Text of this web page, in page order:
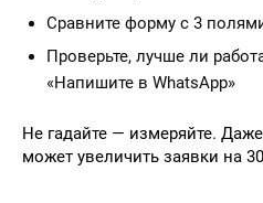
Сравните форму с 3
Проверьте, лучше ли
«Напишите в WhatsApp»
Не гадайте — измеряйте.
может увеличить заявки на